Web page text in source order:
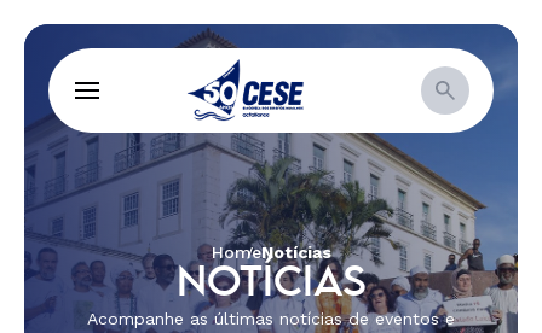
HomeNotícias
NOTÍCIAS
Acompanhe as últimas notícias de eventos e